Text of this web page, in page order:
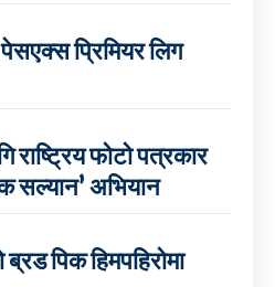
प्रिमियर लिग
राष्ट्रिय फोटो पत्रकार
सल्यान’ अभियान
ब्रड पिक हिमपहिरोमा